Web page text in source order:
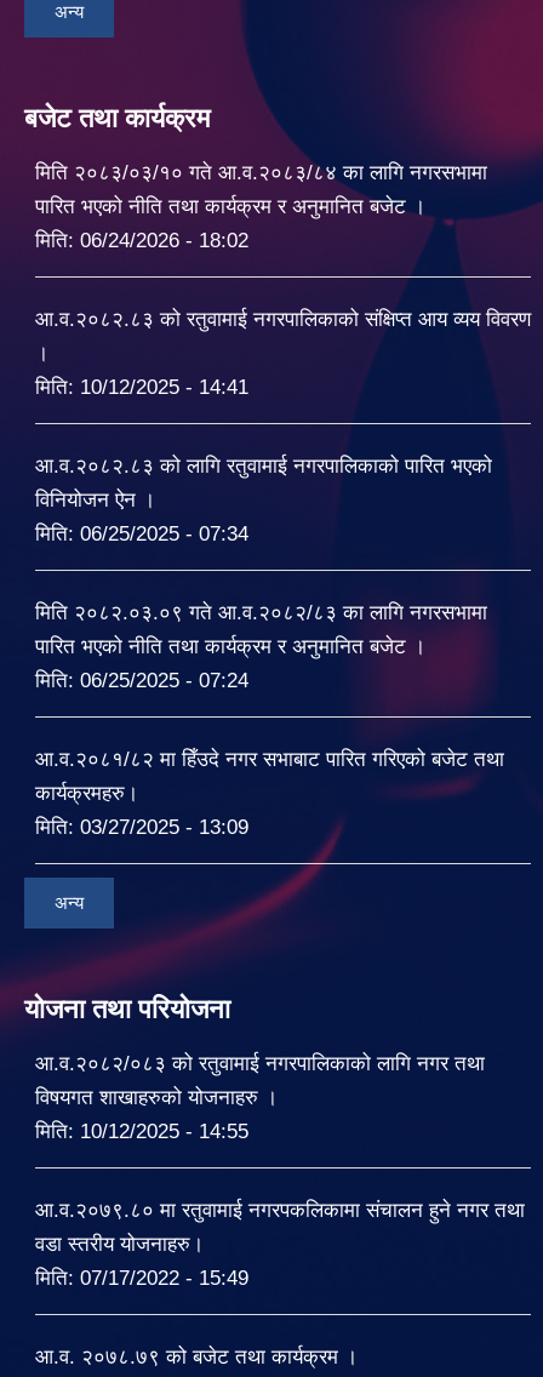
अन्य
बजेट तथा कार्यक्रम
मिति २०८३/०३/१० गते आ.व.२०८३/८४ का लागि नगरसभामा
पारित भएको नीति तथा कार्यक्रम र अनुमानित बजेट ।
मिति: 06/24/2026 - 18:02
आ.व.२०८२.८३ को रतुवामाई नगरपालिकाको संक्षिप्त आय व्यय विवरण
।
मिति: 10/12/2025 - 14:41
आ.व.२०८२.८३ को लागि रतुवामाई नगरपालिकाको पारित भएको
विनियोजन ऐन ।
मिति: 06/25/2025 - 07:34
मिति २०८२.०३.०९ गते आ.व.२०८२/८३ का लागि नगरसभामा
पारित भएको नीति तथा कार्यक्रम र अनुमानित बजेट ।
मिति: 06/25/2025 - 07:24
आ.व.२०८१/८२ मा हिँउदे नगर सभाबाट पारित गरिएको बजेट तथा
कार्यक्रमहरु।
मिति: 03/27/2025 - 13:09
अन्य
योजना तथा परियोजना
आ.व.२०८२/०८३ को रतुवामाई नगरपालिकाको लागि नगर तथा
विषयगत शाखाहरुको योजनाहरु ।
मिति: 10/12/2025 - 14:55
आ.व.२०७९.८० मा रतुवामाई नगरपकलिकामा संचालन हुने नगर तथा
वडा स्तरीय योजनाहरु।
मिति: 07/17/2022 - 15:49
आ.व. २०७८.७९ को बजेट तथा कार्यक्रम ।